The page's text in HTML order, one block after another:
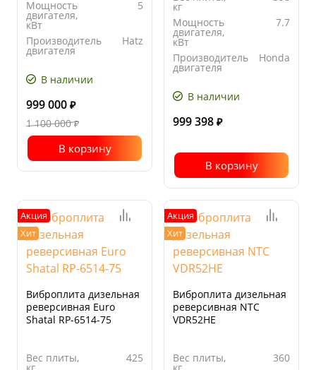
Мощность
двигателя,
кВт
5
Производитель
двигателя
Hatz
основания
плиты, мм
В наличии
999 000 ₽
1 100 000₽
В корзину
кг
Мощность
двигателя,
кВт
7.7
Производитель
двигателя
Honda
основания
плиты, мм
В наличии
999 398 ₽
В корзину
Акция
Хит
Виброплита дизельная
реверсивная Euro
Shatal RP-6514-75
Вес плиты, 425
Акция
Хит
Виброплита дизельная
реверсивная NTC
VDR52HE
Вес плиты, 360